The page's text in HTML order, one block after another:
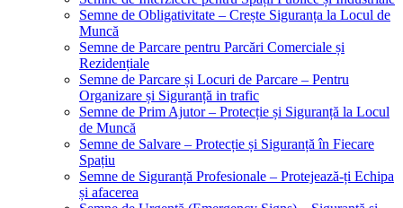
Semne de Obligativitate – Crește Siguranța la Locul de
Muncă
Semne de Parcare pentru Parcări Comerciale și
Rezidențiale
Semne de Parcare și Locuri de Parcare – Pentru
Organizare și Siguranță in trafic
Semne de Prim Ajutor – Protecție și Siguranță la Locul
de Muncă
Semne de Salvare – Protecție și Siguranță în Fiecare
Spațiu
Semne de Siguranță Profesionale – Protejează-ți Echipa
și afacerea